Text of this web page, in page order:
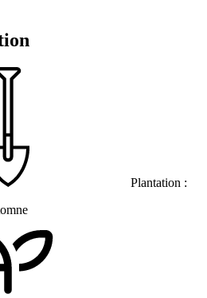
Plantation :